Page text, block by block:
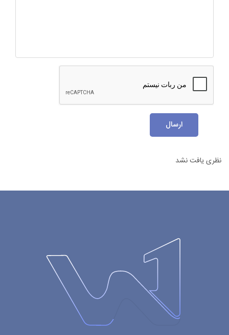
ارسال
نظری یافت نشد